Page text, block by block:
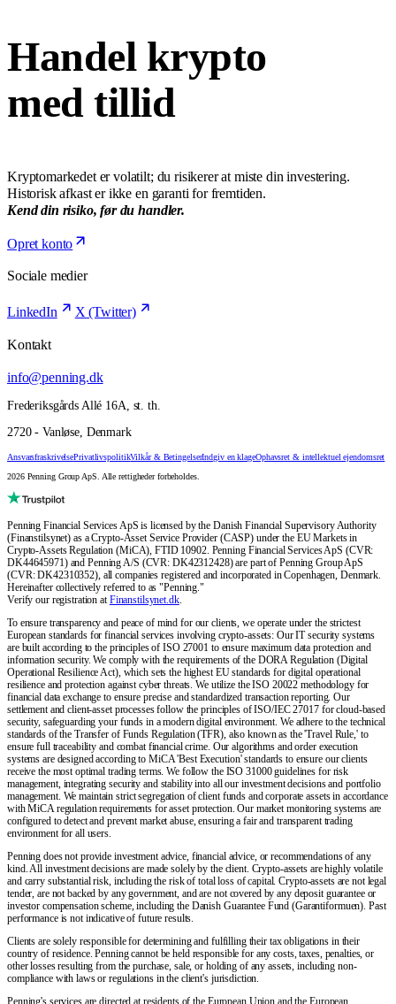
Handel krypto
med tillid
Kryptomarkedet er volatilt; du risikerer at miste din investering.
Historisk afkast er ikke en garanti for fremtiden.
Kend din risiko, før du handler.
Opret konto
Sociale medier
LinkedIn X (Twitter)
Kontakt
info@penning.dk
Frederiksgårds Allé 16A, st. th.
2720 - Vanløse, Denmark
AnsvarsfraskrivelsePrivatlivspolitikVilkår & BetingelserIndgiv en klageOphavsret & intellektuel ejendomsret
2026 Penning Group ApS. Alle rettigheder forbeholdes.
Penning Financial Services ApS is licensed by the Danish Financial Supervisory Authority
(Finanstilsynet) as a Crypto-Asset Service Provider (CASP) under the EU Markets in
Crypto-Assets Regulation (MiCA), FTID 10902. Penning Financial Services ApS (CVR:
DK44645971) and Penning A/S (CVR: DK42312428) are part of Penning Group ApS
(CVR: DK42310352), all companies registered and incorporated in Copenhagen, Denmark.
Hereinafter collectively referred to as "Penning."
Verify our registration at Finanstilsynet.dk.
To ensure transparency and peace of mind for our clients, we operate under the strictest
European standards for financial services involving crypto-assets: Our IT security systems
are built according to the principles of ISO 27001 to ensure maximum data protection and
information security. We comply with the requirements of the DORA Regulation (Digital
Operational Resilience Act), which sets the highest EU standards for digital operational
resilience and protection against cyber threats. We utilize the ISO 20022 methodology for
financial data exchange to ensure precise and standardized transaction reporting. Our
settlement and client-asset processes follow the principles of ISO/IEC 27017 for cloud-based
security, safeguarding your funds in a modern digital environment. We adhere to the technical
standards of the Transfer of Funds Regulation (TFR), also known as the 'Travel Rule,' to
ensure full traceability and combat financial crime. Our algorithms and order execution
systems are designed according to MiCA 'Best Execution' standards to ensure our clients
receive the most optimal trading terms. We follow the ISO 31000 guidelines for risk
management, integrating security and stability into all our investment decisions and portfolio
management. We maintain strict segregation of client funds and corporate assets in accordance
with MiCA regulation requirements for asset protection. Our market monitoring systems are
configured to detect and prevent market abuse, ensuring a fair and transparent trading
environment for all users.
Penning does not provide investment advice, financial advice, or recommendations of any
kind. All investment decisions are made solely by the client. Crypto-assets are highly volatile
and carry substantial risk, including the risk of total loss of capital. Crypto-assets are not legal
tender, are not backed by any government, and are not covered by any deposit guarantee or
investor compensation scheme, including the Danish Guarantee Fund (Garantiformuen). Past
performance is not indicative of future results.
Clients are solely responsible for determining and fulfilling their tax obligations in their
country of residence. Penning cannot be held responsible for any costs, taxes, penalties, or
other losses resulting from the purchase, sale, or holding of any assets, including non-
compliance with laws or regulations in the client's jurisdiction.